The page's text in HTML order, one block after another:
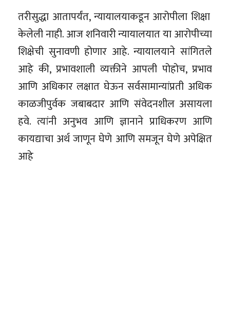
तरीसुद्धा आतापर्यंत, न्यायालयाकडून आरोपीला शिक्षा
केलेली नाही. आज शनिवारी न्यायालयात या आरोपीच्या
शिक्षेची सुनावणी होणार आहे. न्यायालयाने सांगितले
आहे की, प्रभावशाली व्यक्तीने आपली पोहोच, प्रभाव
आणि अधिकार लक्षात घेऊन सर्वसामान्यांप्रती अधिक
काळजीपुर्वक जबाबदार आणि संवेदनशील असायला
हवे. त्यांनी अनुभव आणि ज्ञानाने प्राधिकरण आणि
कायद्याचा अर्थ जाणून घेणे आणि समजून घेणे अपेक्षित
आहे